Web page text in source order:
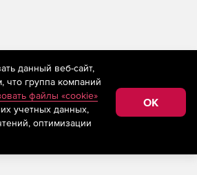
store.softline.ru применяются
(информационные технологии
на основе сбора,
сведений, относящихся к
сети «Интернет»,
Российской Федерации)
данный веб-сайт,
что группа компаний
файлы «cookie»
учетных данных,
оптимизации
OK